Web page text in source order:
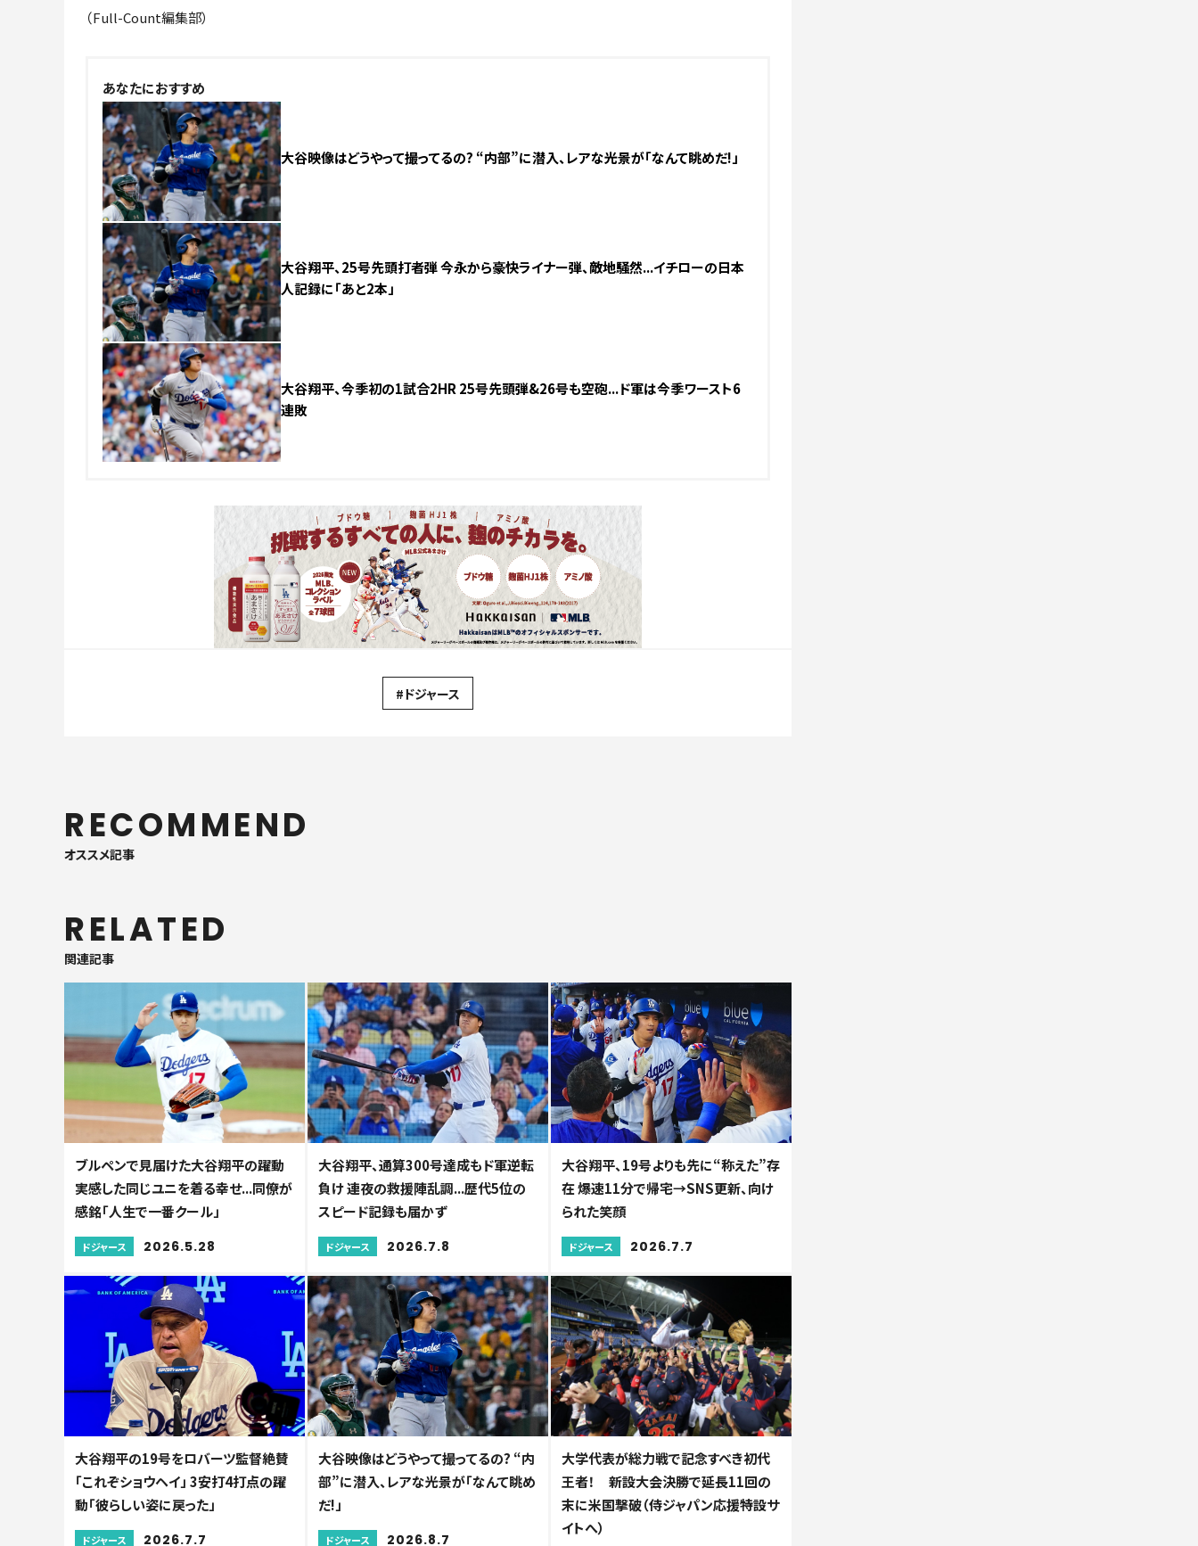
（Full-Count編集部）
あなたにおすすめ
大谷映像はどうやって撮ってるの? “内部”に潜入、レアな光景が「なんて眺めだ!」
大谷翔平、25号先頭打者弾 今永から豪快ライナー弾、敵地騒然...イチローの日本
人記録に「あと2本」
大谷翔平、今季初の1試合2HR 25号先頭弾&26号も空砲...ド軍は今季ワースト6
連敗
#ドジャース
RECOMMEND
オススメ記事
RELATED
関連記事
ブルペンで見届けた大谷翔平の躍動
実感した同じユニを着る幸せ...同僚が
感銘「人生で一番クール」
ドジャース 2026.5.28
大谷翔平、通算300号達成もド軍逆転
負け 連夜の救援陣乱調...歴代5位の
スピード記録も届かず
ドジャース 2026.7.8
大谷翔平、19号よりも先に“称えた”存
在 爆速11分で帰宅→SNS更新、向け
られた笑顔
ドジャース 2026.7.7
大谷翔平の19号をロバーツ監督絶賛
「これぞショウヘイ」 3安打4打点の躍
動「彼らしい姿に戻った」
ドジャース 2026.7.7
大谷映像はどうやって撮ってるの? “内
部”に潜入、レアな光景が「なんて眺め
だ!」
ドジャース 2026.8.7
大学代表が総力戦で記念すべき初代
王者！ 新設大会決勝で延長11回の
末に米国撃破（侍ジャパン応援特設サ
イトへ）